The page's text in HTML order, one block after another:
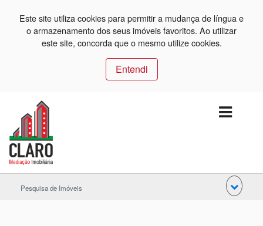
Este site utiliza cookies para permitir a mudança de língua e
o armazenamento dos seus imóveis favoritos. Ao utilizar
este site, concorda que o mesmo utilize cookies.
Entendi
Pesquisa de Imóveis